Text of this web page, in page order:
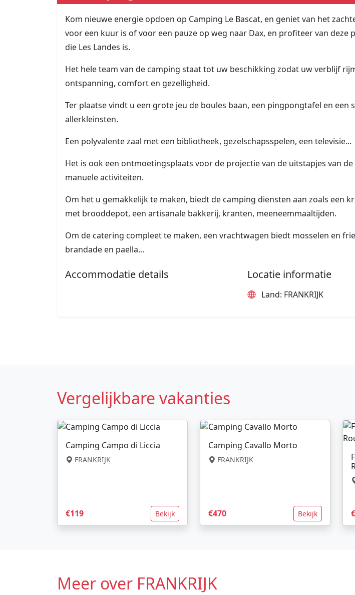
Kom nieuwe energie opdoen op Camping Le Bascat, en geniet van het
voor een kuur is of voor een pauze op weg naar Dax, en profiteer van deze
die Les Landes is.
Het hele team van de camping staat tot uw beschikking zodat uw verblijf
ontspanning, comfort en gezelligheid.
Ter plaatse vindt u een grote jeu de boules baan, een pingpongtafel en een
allerkleinsten.
Een polyvalente zaal met een bibliotheek, gezelschapsspelen, een televisie...
Het is ook een ontmoetingsplaats voor de projectie van de uitstapjes van
manuele activiteiten.
Om het u gemakkelijk te maken, biedt de camping diensten aan zoals een
met brooddepot, een artisanale bakkerij, kranten, meeneemmaaltijden.
Om de catering compleet te maken, een vrachtwagen biedt mosselen en
brandade en paella...
Accommodatie details Locatie informatie
Land: FRANKRIJK
Vergelijkbare vakanties
Camping Campo di Liccia
FRANKRIJK
€119 Bekijk
Camping Cavallo Morto
FRANKRIJK
€470 Bekijk
Meer over FRANKRIJK